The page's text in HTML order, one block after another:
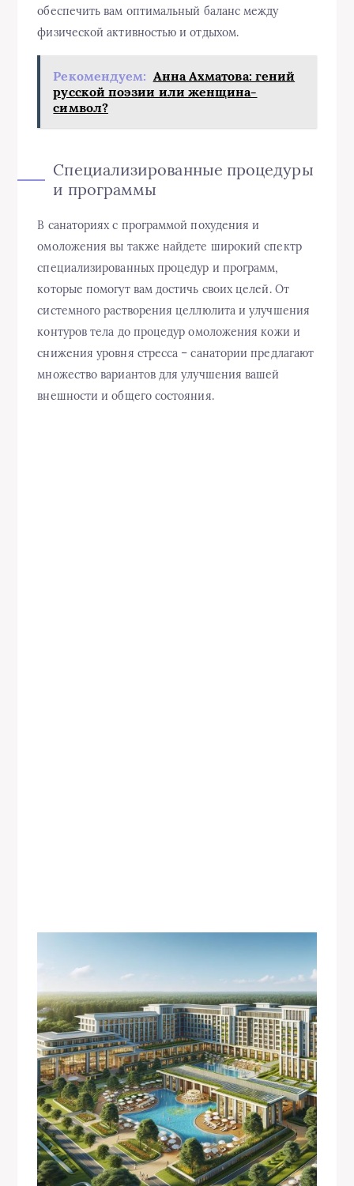
обеспечить вам оптимальный баланс между
физической активностью и отдыхом.
Рекомендуем: Анна Ахматова: гений
русской поэзии или женщина-
символ?
Специализированные процедуры
и программы
В санаториях с программой похудения и
омоложения вы также найдете широкий спектр
специализированных процедур и программ,
которые помогут вам достичь своих целей. От
системного растворения целлюлита и улучшения
контуров тела до процедур омоложения кожи и
снижения уровня стресса – санатории предлагают
множество вариантов для улучшения вашей
внешности и общего состояния.